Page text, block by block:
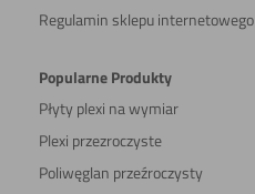
Regulamin sklepu internetowego
Popularne Produkty
Płyty plexi na wymiar
Plexi przezroczyste
Poliwęglan przeźroczysty